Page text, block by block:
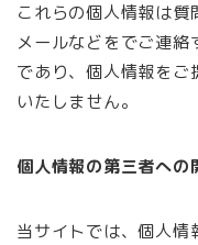
これらの個人情報は
メールなどをでご連
であり、個人情報をご
いたしません。
個人情報の第三者への
当サイトでは、個人情